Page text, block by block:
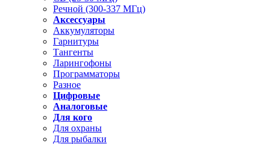
Речной (300-337 МГц)
Аксессуары
Аккумуляторы
Гарнитуры
Тангенты
Ларингофоны
Программаторы
Разное
Цифровые
Аналоговые
Для кого
Для охраны
Для рыбалки